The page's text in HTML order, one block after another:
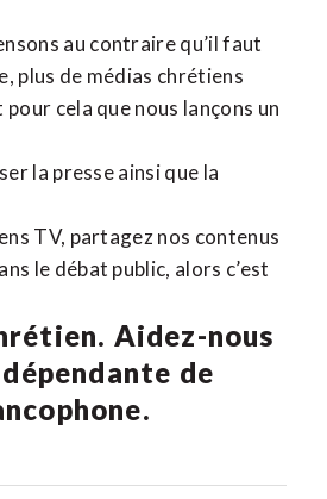
au contraire qu’il faut
plus de médias chrétiens
cela que nous lançons un
la presse ainsi que la
TV, partagez nos contenus
le débat public, alors c’est
Aidez-nous
de